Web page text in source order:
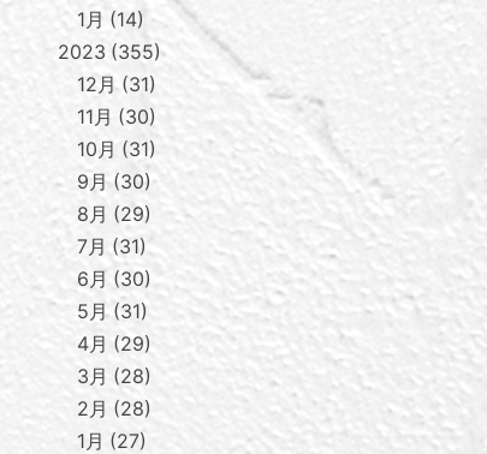
1月
14
2023 355
12月 31
11月
30
10月
31
9月 30
8月
29
7月
31
6月
30
5月 31
4月
29
3月
28
2月
28
1月
27